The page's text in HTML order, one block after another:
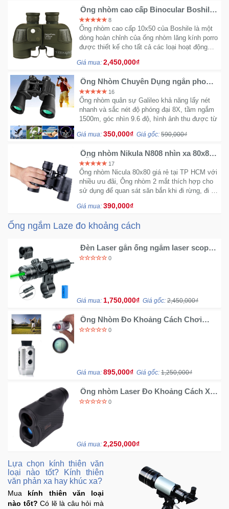
Ống nhòm cao cấp Binocular Boshile
10x50 cao cấp Nhìn đêm lăng kính
BAK4 IPX7
8
Ống nhòm cao cấp 10x50 của Boshile là một
dòng hoàn chỉnh của ống nhòm lăng kính porro
được thiết kế cho tất cả các loại hoạt động
chuẩn chống nước IPX7
Giá mua: 2,450,000₫
Ống Nhòm Chuyên Dụng ngắn phong
cảnh với độ nét cao 20x50
16
Ống nhòm quân sự Galileo khả năng lấy nét
nhanh và sắc nét độ phóng đại 8X, tầm ngắm
1500m, góc nhìn 9.6 độ, hình ảnh thu được từ
tăng độ nổi 3D của ảnh
Giá mua: 350,000₫ Giá gốc: 590,000₫
Ống nhòm Nikula N808 nhìn xa 80x80
hỗ trợ xem ban đêm có đèn
17
Ống nhòm Nicula 80x80 giá rẻ tại TP HCM với
nhiều ưu đãi, Ông nhòm 2 mắt thích hợp cho
sử dụng để quan sát săn bắn khi đi rừng, đi du
phố. hỗ trợ xem đêm có đèn
Giá mua: 390,000₫
Ống ngắm Laze đo khoảng cách
Đèn Laser gắn ống ngắm laser scope
532nm
0
Giá mua: 1,750,000₫ Giá gốc: 2,450,000₫
Ống Nhòm Đo Khoảng Cách Chơi
Golf
0
Giá mua: 895,000₫ Giá gốc: 1,250,000₫
Ống nhòm Laser Đo Khoảng Cách Xa
5 - 600P chuyên dụng chơi Golf
0
Giá mua: 2,250,000₫
Lựa chọn kính thiên văn
loại nào tốt? Kính thiên
văn phản xa hay khúc xa?
Mua kính thiên văn loại
nào tốt? Có lẽ là câu hỏi mà